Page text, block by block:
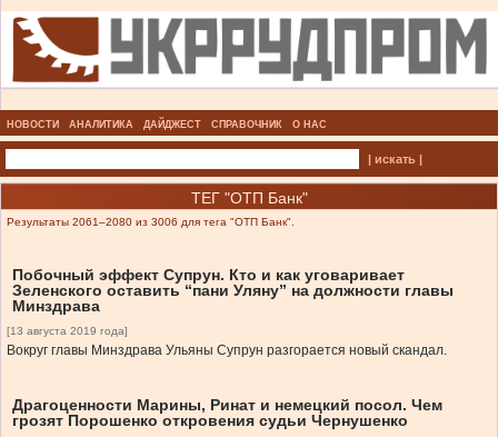
НОВОСТИ АНАЛИТИКА ДАЙДЖЕСТ СПРАВОЧНИК О НАС
| искать |
ТЕГ "ОТП Банк"
Результаты 2061–2080 из 3006 для тега "ОТП Банк".
Побочный эффект Супрун. Кто и как уговаривает
Зеленского оставить “пани Уляну” на должности главы
Минздрава
[13 августа 2019 года]
Вокруг главы Минздрава Ульяны Супрун разгорается новый скандал.
Драгоценности Марины, Ринат и немецкий посол. Чем
грозят Порошенко откровения судьи Чернушенко